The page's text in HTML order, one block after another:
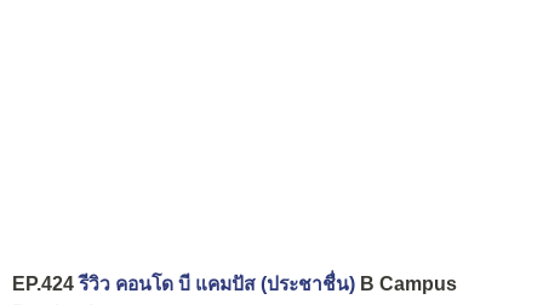
EP.424รีวิว คอนโด บี แคมปัส (ประชาชื่น) B Campus